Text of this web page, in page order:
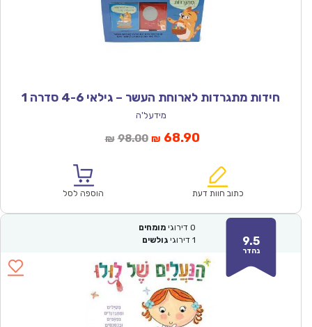
חידות מתגרדות לארוחת העשר – גילאי 4-6 סדרה 1
מידעל'ה
₪ 98.00המחיר
₪98.00.
₪ 68.90המחיר
הוא:
כתוב חוות דעת הוספה לסל
9.5
נהדר
0 דירוגי מומחים
1 דירוגי גולשים